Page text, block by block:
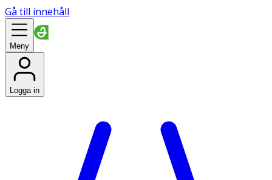
Gå till innehåll
Meny
Logga in